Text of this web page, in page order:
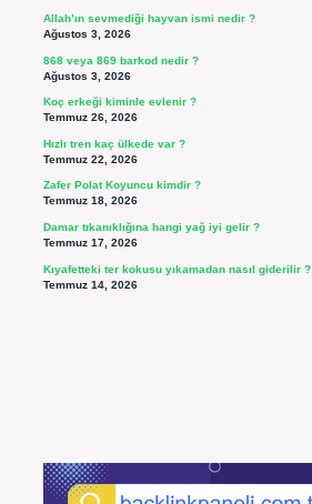
Allah’ın sevmediği hayvan ismi nedir ?
Ağustos 3, 2026
868 veya 869 barkod nedir ?
Ağustos 3, 2026
Koç erkeği kiminle evlenir ?
Temmuz 26, 2026
Hızlı tren kaç ülkede var ?
Temmuz 22, 2026
Zafer Polat Koyuncu kimdir ?
Temmuz 18, 2026
Damar tıkanıklığına hangi yağ iyi gelir ?
Temmuz 17, 2026
Kıyafetteki ter kokusu yıkamadan nasıl giderilir ?
Temmuz 14, 2026